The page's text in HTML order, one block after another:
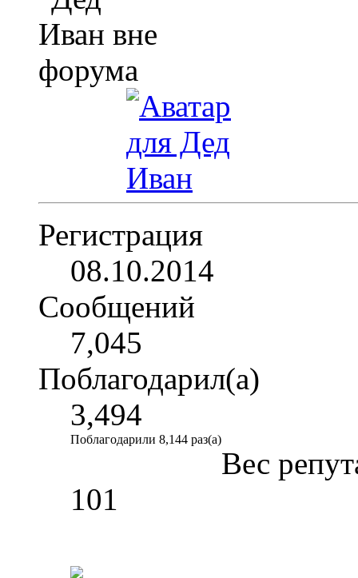
Регистрация
08.10.2014
Сообщений
7,045
Поблагодарил(а)
3,494
Поблагодарили 8,144 раз(а)
Вес
101